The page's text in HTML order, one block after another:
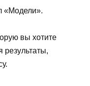
«Модели».
вы хотите
результаты,